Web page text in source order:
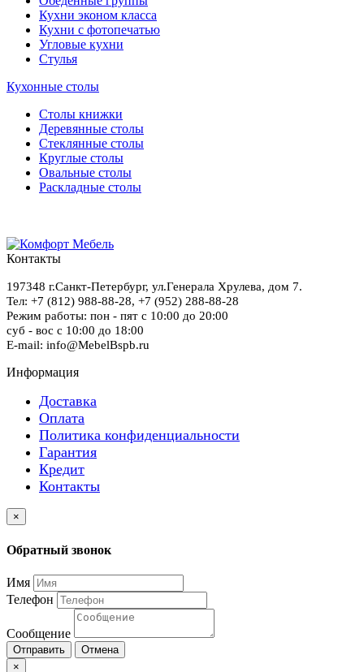
Кухни эконом класса
Кухни с фотопечатью
Угловые кухни
Стулья
Кухонные столы
Столы книжки
Деревянные столы
Стеклянные столы
Круглые столы
Овальные столы
Раскладные столы
Контакты
197348 г.Санкт-Петербург, ул.Генерала Хрулева, дом 7.
Тел: +7 (812) 988-88-28, +7 (952) 288-88-28
Режим работы: пон - пят с 10:00 до 20:00
суб - вос с 10:00 до 18:00
E-mail: info@MebelBspb.ru
Информация
Доставка
Оплата
Политика конфиденциальности
Гарантия
Кредит
Контакты
×
Обратный звонок
Имя
Телефон
Сообщение
Отправить
Отмена
×